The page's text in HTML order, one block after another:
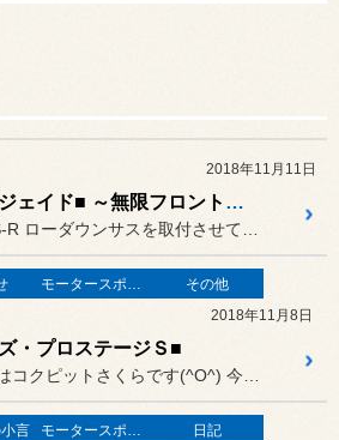
2018年11月11日
■ホンダジェイド■ ～無限フロントスポイラー取付～
その他
2018年11月8日
・プロステージＳ■
言
日記